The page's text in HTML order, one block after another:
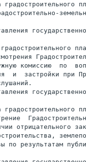
градостроительного
комиссию  по
и  застройки при
градостроительного
отрицательного
по результатам